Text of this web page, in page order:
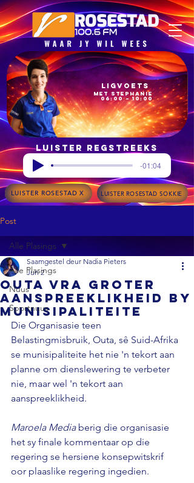
06:00 – 10:00
met Stephanie
Ligvoets
Luister regstreeks
-01:04
LUISTER ROSESTAD X LUISTER ROSESTAD SOKKIE
Post
Alle Plasings
Nuus
Sportnuus
Alle Plasings
Outa vra groter
aanspreeklikheid by
munisipaliteite
Saamgestel deur Nadia Pieters
Jun 2
Die Organisasie teen
Belastingmisbruik, Outa, sê Suid-Afrika
se munisipaliteite het nie 'n tekort aan
planne om dienslewering te verbeter
nie, maar wel 'n tekort aan
aanspreeklikheid.
Maroela Media berig die organisasie
het sy finale kommentaar op die
regering se hersiene konsepwitskrif
oor plaaslike regering ingedien.